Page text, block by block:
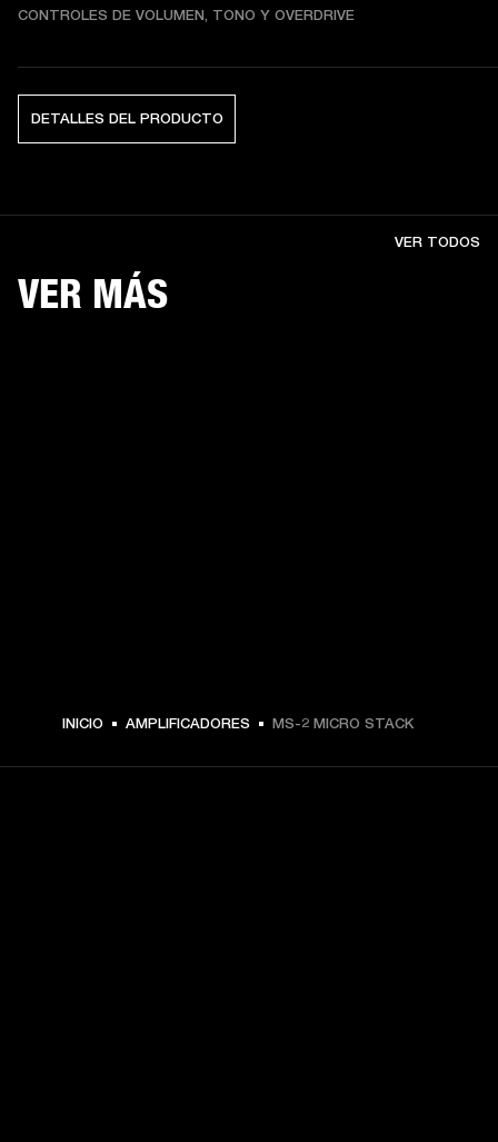
CONTROLES DE VOLUMEN, TONO Y OVERDRIVE
DETALLES DEL PRODUCTO
VER MÁS
VER TODOS
INICIO AMPLIFICADORES MS-2 MICRO STACK